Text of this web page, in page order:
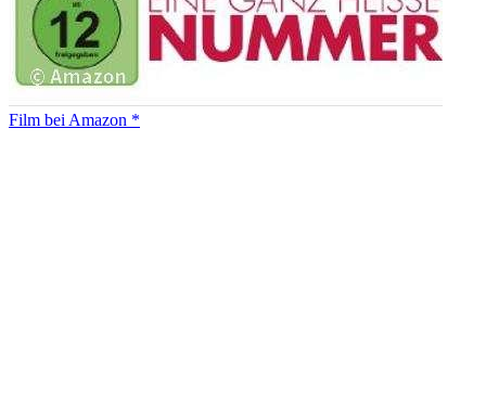
Film bei Amazon *